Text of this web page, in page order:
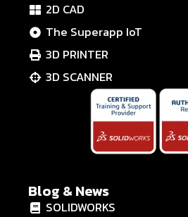
2D CAD
The Superapp IoT
3D PRINTER
3D SCANNER
Blog & News
SOLIDWORKS